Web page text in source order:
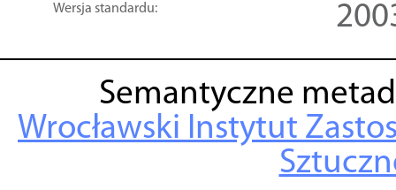
Wersja standardu:
Semantyczne
Wrocławski Instytut